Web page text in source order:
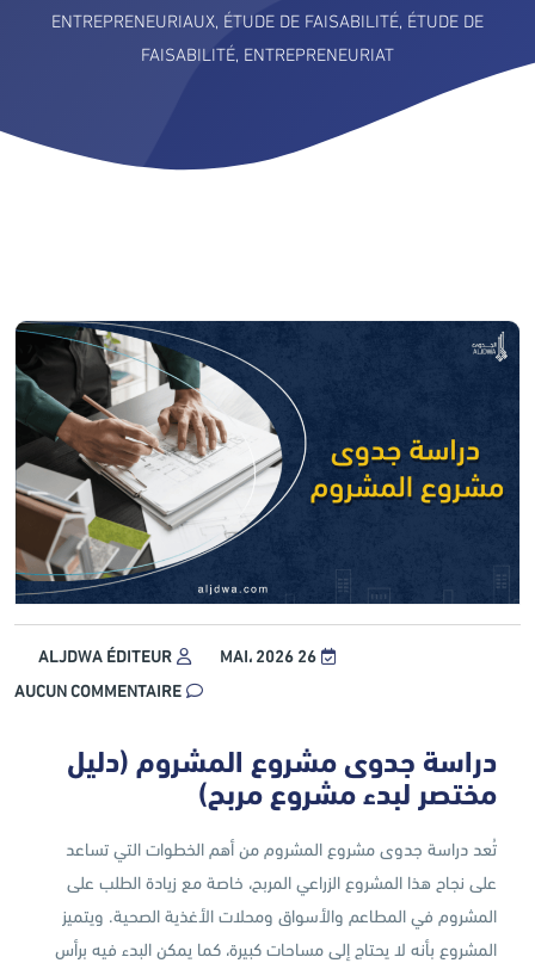
ENTREPRENEURIAUX, ÉTUDE DE FAISABILITÉ, ÉTUDE DE
FAISABILITÉ, ENTREPRENEURIAT
26 MAI، 2026
ALJDWA ÉDITEUR
AUCUN COMMENTAIRE
دراسة جدوى مشروع المشروم (دليل
مختصر لبدء مشروع مربح)
تُعد دراسة جدوى مشروع المشروم من أهم الخطوات التي تساعد
على نجاح هذا المشروع الزراعي المربح، خاصة مع زيادة الطلب على
المشروم في المطاعم والأسواق ومحلات الأغذية الصحية. ويتميز
المشروع بأنه لا يحتاج إلى مساحات كبيرة، كما يمكن البدء فيه برأس